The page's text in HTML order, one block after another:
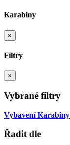
Karabiny
×
Filtry
×
Vybrané filtry
Vybavení Karabiny
Řadit dle